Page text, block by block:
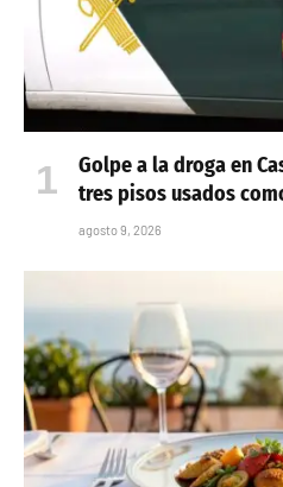
Golpe a la droga en
tres pisos usados
agosto 9, 2026